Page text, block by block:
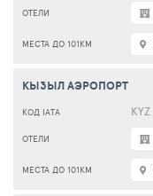
КЫЗЫЛ АЭРОПОРТ
KYZ